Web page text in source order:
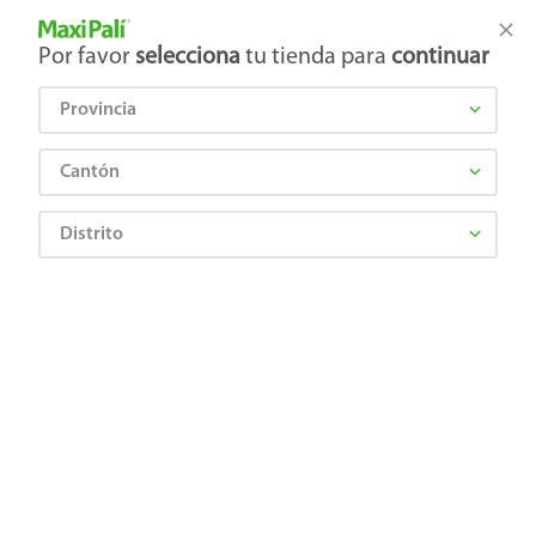
Tienda Maxi Palí
Por favor selecciona tu tienda para continuar
Provincia
Cantón
Distrito